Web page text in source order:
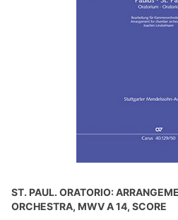
ST. PAUL. ORATORIO:
ORCHESTRA, MWV A 14, SCORE